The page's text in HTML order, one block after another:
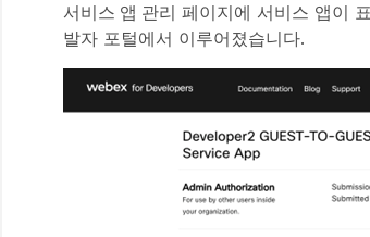
서비스 앱 관리 페이지에 서비스 앱이
발자 포털에서 이루어졌습니다.